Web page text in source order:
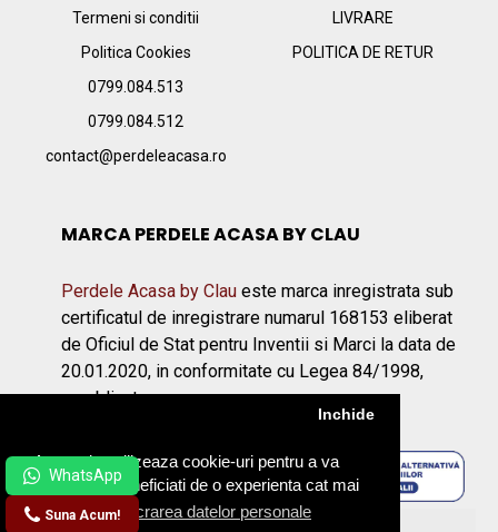
Acest site utilizeaza cookie-uri pentru a va
asigura ca beneficiati de o experienta cat mai
placuta.Prelucrarea datelor personale
Inchide
Termeni si conditii
Politica Cookies
0799.084.513
0799.084.512
contact@perdeleacasa.ro
LIVRARE
POLITICA DE RETUR
MARCA PERDELE ACASA BY CLAU
Perdele Acasa by Clau este marca inregistrata sub
certificatul de inregistrare numarul 168153 eliberat
de Oficiul de Stat pentru Inventii si Marci la data de
20.01.2020, in conformitate cu Legea 84/1998,
republicata.
Suna Acum!